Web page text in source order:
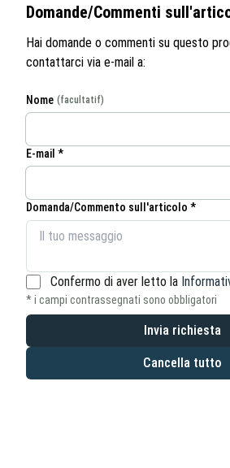
Domande/Commenti
Hai domande o commenti su questo
contattarci via e-mail a:
Nome (facultatif)
E-mail *
Domanda/Commento sull'articolo *
Confermo di aver letto la
* i campi contrassegnati sono obbligatori
Cancella tutto
Invia richiesta